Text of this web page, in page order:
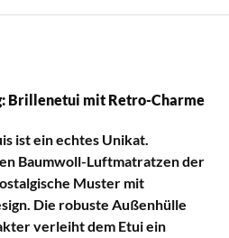
Brillenetui mit Retro-Charme
ist ein echtes Unikat.
Baumwoll-Luftmatratzen der
Muster mit
Die robuste Außenhülle
verleiht dem Etui ein